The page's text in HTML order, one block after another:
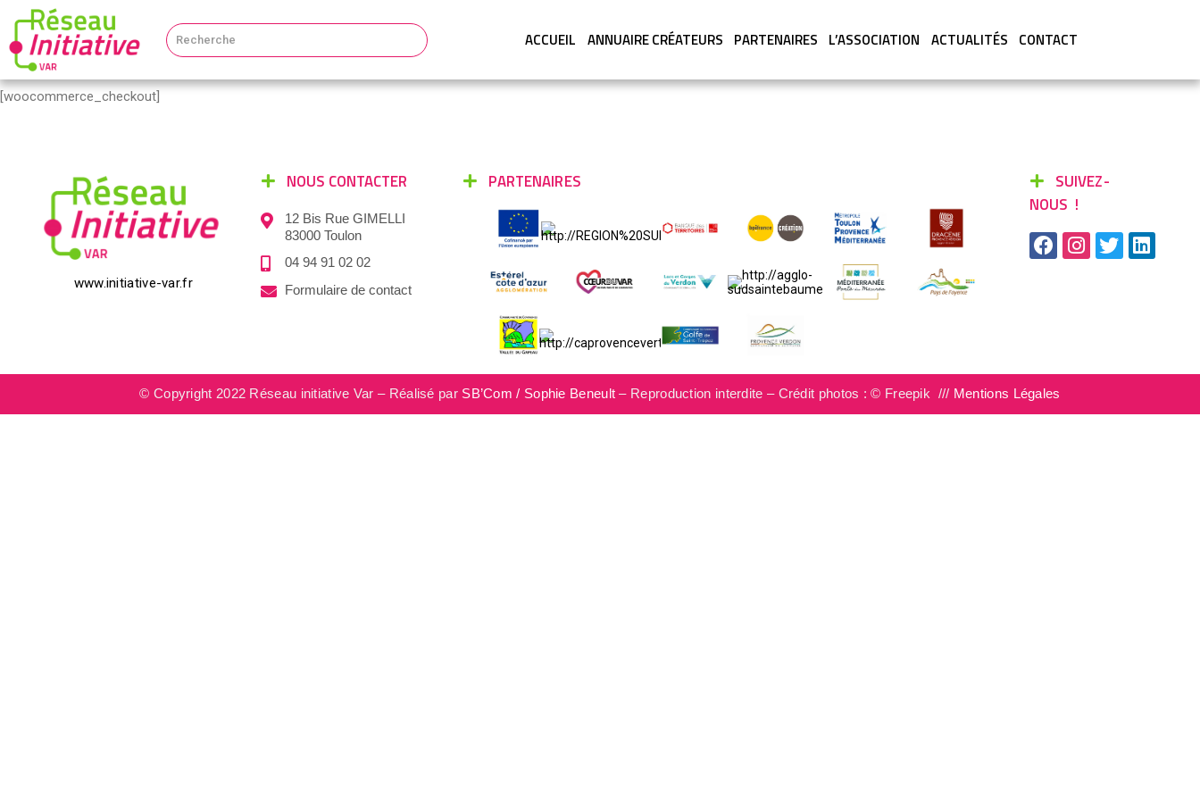
ACCUEIL ANNUAIRE CRÉATEURS PARTENAIRES L’ASSOCIATION ACTUALITÉS CONTACT
[woocommerce_checkout]
www.initiative-var.fr
NOUS CONTACTER
12 Bis Rue GIMELLI
83000 Toulon
04 94 91 02 02
Formulaire de contact
PARTENAIRES
SUIVEZ-
NOUS !
© Copyright 2022 Réseau initiative Var – Réalisé par SB’Com / Sophie Beneult – Reproduction interdite – Crédit photos : © Freepik /// Mentions Légales